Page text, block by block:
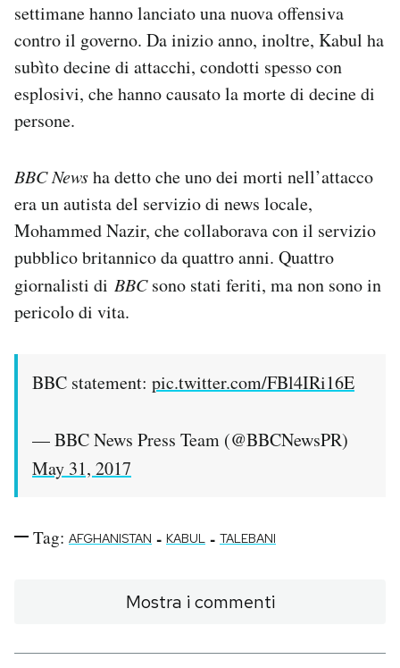
settimane hanno lanciato una nuova offensiva
contro il governo. Da inizio anno, inoltre, Kabul ha
subìto decine di attacchi, condotti spesso con
esplosivi, che hanno causato la morte di decine di
persone.
BBC Newsha detto che uno dei morti nell’attacco
era un autista del servizio di news locale,
Mohammed Nazir, che collaborava con il servizio
pubblico britannico da quattro anni. Quattro
giornalisti di BBCsono stati feriti, ma non sono in
pericolo di vita.
BBC statement: pic.twitter.com/FBl4IRi16E
— BBC News Press Team (@BBCNewsPR)
May 31, 2017
Tag: AFGHANISTAN - KABUL - TALEBANI
Mostra i commenti